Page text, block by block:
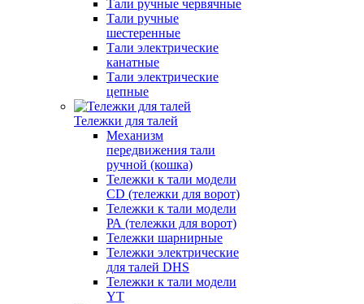
Тали ручные червячные
Тали ручные
шестеренные
Тали электрические
канатные
Тали электрические
цепные
Тележки для талей
Механизм
передвижения тали
ручной (кошка)
Тележки к тали модели
CD (тележки для ворот)
Тележки к тали модели
РА (тележки для ворот)
Тележки шарнирные
Тележки электрические
для талей DHS
Тележки к тали модели
YT